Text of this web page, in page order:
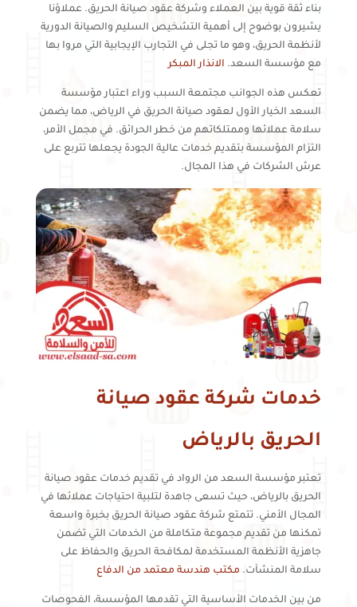
بناء ثقة قوية بين العملاء وشركة عقود صيانة الحريق. عملاؤنا
يشيرون بوضوح إلى أهمية التشخيص السليم والصيانة الدورية
لأنظمة الحريق، وهو ما تجلى في التجارب الإيجابية التي مروا بها
مع مؤسسة السعد. الانذار المبكر
تعكس هذه الجوانب مجتمعة السبب وراء اعتبار مؤسسة
السعد الخيار الأول لعقود صيانة الحريق في الرياض، مما يضمن
سلامة عملائها وممتلكاتهم من خطر الحرائق. في مجمل الأمر،
التزام المؤسسة بتقديم خدمات عالية الجودة يجعلها تتربع على
عرش الشركات في هذا المجال.
خدمات شركة عقود صيانة
الحريق بالرياض
تعتبر مؤسسة السعد من الرواد في تقديم خدمات عقود صيانة
الحريق بالرياض، حيث تسعى جاهدة لتلبية احتياجات عملائها في
المجال الأمني. تتمتع شركة عقود صيانة الحريق بخبرة واسعة
تمكنها من تقديم مجموعة متكاملة من الخدمات التي تضمن
جاهزية الأنظمة المستخدمة لمكافحة الحريق والحفاظ على
سلامة المنشآت. مكتب هندسة معتمد من الدفاع
من بين الخدمات الأساسية التي تقدمها المؤسسة، الفحوصات